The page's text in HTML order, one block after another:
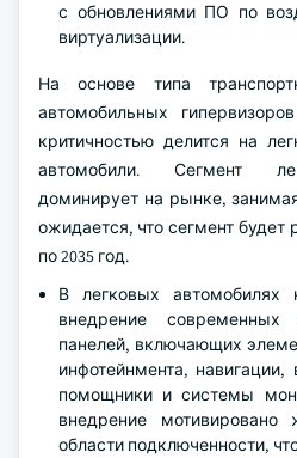
с обновлениями ПО по
виртуализации.
На основе типа
автомобильных
критичностью делится на
автомобили. Сегмент
доминирует на рынке,
ожидается, что сегмент будет
по 2035 год.
В легковых автомобилях
внедрение
панелей, включающих
инфотейнмента,
помощники и системы
внедрение мотивировано
области подключенности,